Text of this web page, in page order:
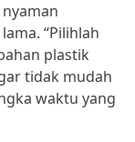
“Pilihlah
plastik
tidak mudah
waktu yang